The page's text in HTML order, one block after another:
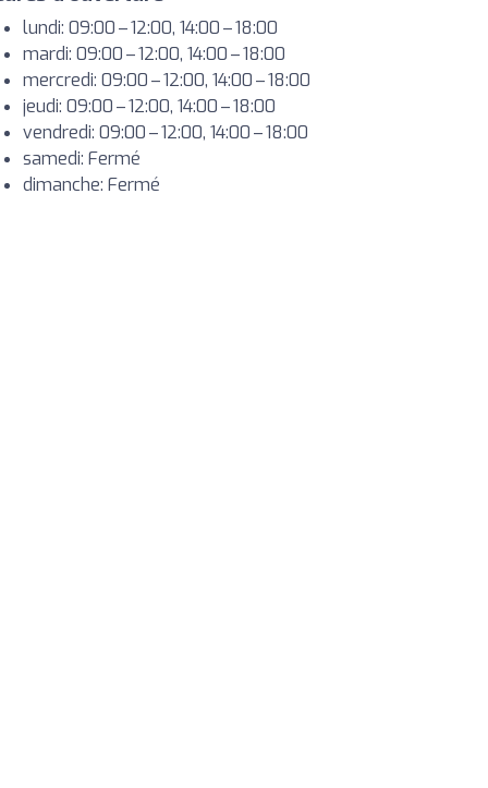
lundi: 09:00 – 12:00, 14:00 – 18:00
mardi: 09:00 – 12:00, 14:00 – 18:00
mercredi: 09:00 – 12:00, 14:00 – 18:00
jeudi: 09:00 – 12:00, 14:00 – 18:00
vendredi: 09:00 – 12:00, 14:00 – 18:00
samedi: Fermé
dimanche: Fermé